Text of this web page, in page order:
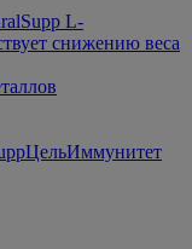
L-
снижению веса
ЦельИммунитет